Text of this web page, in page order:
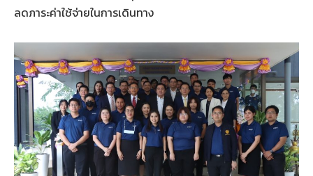
ลดภาระค่าใช้จ่ายในการเดินทาง